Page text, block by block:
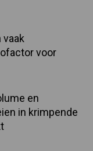
vaak
voor
en
in krimpende